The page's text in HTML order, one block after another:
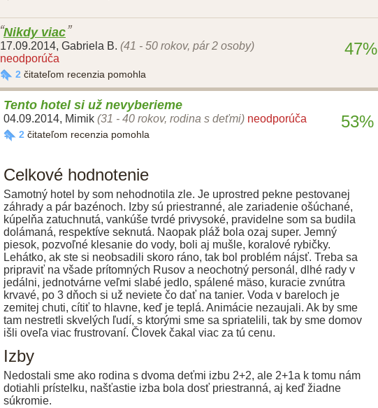
Nikdy viac
17.09.2014, Gabriela B. (41 - 50 rokov, pár 2 osoby)
neodporúča
2 čitateľom recenzia pomohla
47%
Tento hotel si už nevyberieme
04.09.2014, Mimik (31 - 40 rokov, rodina s deťmi) neodporúča
2 čitateľom recenzia pomohla
53%
Celkové hodnotenie
Samotný hotel by som nehodnotila zle. Je uprostred pekne pestovanej
záhrady a pár bazénoch. Izby sú priestranné, ale zariadenie ošúchané,
kúpelňa zatuchnutá, vankúše tvrdé privysoké, pravidelne som sa budila
dolámaná, respektíve seknutá. Naopak pláž bola ozaj super. Jemný
piesok, pozvoľné klesanie do vody, boli aj mušle, koralové rybičky.
Lehátko, ak ste si neobsadili skoro ráno, tak bol problém nájsť. Treba sa
pripraviť na všade prítomných Rusov a neochotný personál, dlhé rady v
jedálni, jednotvárne veľmi slabé jedlo, spálené mäso, kuracie zvnútra
krvavé, po 3 dňoch si už neviete čo dať na tanier. Voda v bareloch je
zemitej chuti, cítiť to hlavne, keď je teplá. Animácie nezaujali. Ak by sme
tam nestretli skvelých ľudí, s ktorými sme sa spriatelili, tak by sme domov
išli oveľa viac frustrovaní. Človek čakal viac za tú cenu.
Izby
Nedostali sme ako rodina s dvoma deťmi izbu 2+2, ale 2+1a k tomu nám
dotiahli prístelku, našťastie izba bola dosť priestranná, aj keď žiadne
súkromie.